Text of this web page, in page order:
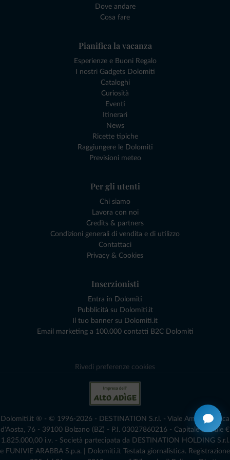
Dove andare
Cosa fare
Pianifica la vacanza
Esperienze e Buoni Regalo
I nostri Gadgets Dolomiti
Cataloghi
Curiosità
Eventi
Itinerari
News
Ricette tipiche
Raggiungere le Dolomiti
Previsioni meteo
Per gli utenti
Chi siamo
Lavora con noi
Credits & partners
Condizioni generali di vendita e di utilizzo
Contattaci
Privacy & Cookies
Inserzionisti
Entra in Dolomiti
Pubblicità su Dolomiti.it
Il tuo banner su Dolomiti.it
Email marketing a 100.000 contatti B2C Dolomiti
Rivedi preferenze cookies
Dolomiti.it ® - © 1996-2026 - DESTINATION S.r.l. - Viale Amedeo Duca
d'Aosta, 76 - 39100 Bolzano (BZ) - P.I. 03027860216 - Capitale Sociale €
1.825.000,00 i.v. - Società partecipata da DESTINATION HOLDING S.r.l.
e FUNIVIE ARABBA S.p.a. | Dolomiti.it Testata giornalistica. Registrazione